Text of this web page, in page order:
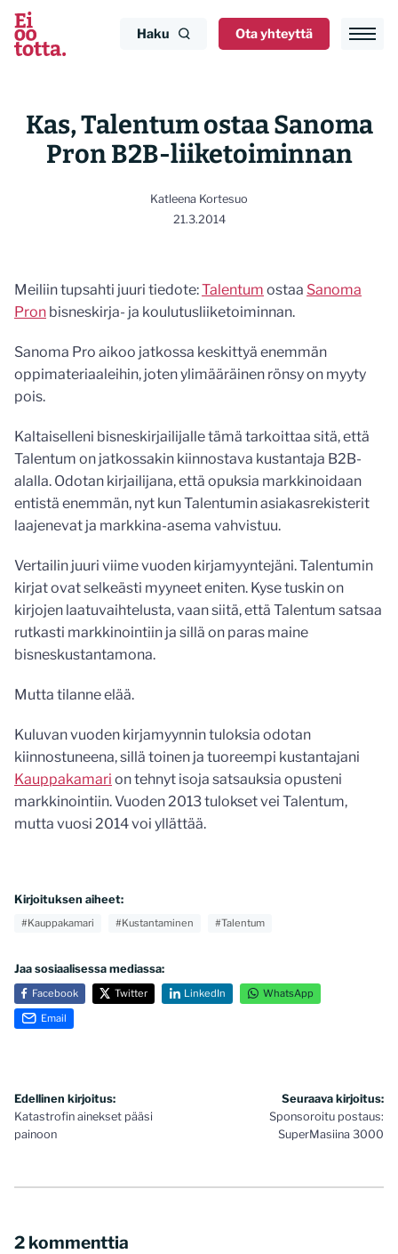
Siirry
sisältöön
Haku Ota yhteyttä
Kas, Talentum ostaa Sanoma
Pron B2B-liiketoiminnan
Katleena Kortesuo
21.3.2014
Meiliin tupsahti juuri tiedote:Talentum ostaa Sanoma
Pron bisneskirja- ja koulutusliiketoiminnan.
Sanoma Pro aikoo jatkossa keskittyä enemmän
oppimateriaaleihin, joten ylimääräinen rönsy on myyty
pois.
Kaltaiselleni bisneskirjailijalle tämä tarkoittaa sitä, että
Talentum on jatkossakin kiinnostava kustantaja B2B-
alalla. Odotan kirjailijana, että opuksia markkinoidaan
entistä enemmän, nyt kun Talentumin asiakasrekisterit
laajenevat ja markkina-asema vahvistuu.
Vertailin juuri viime vuoden kirjamyyntejäni. Talentumin
kirjat ovat selkeästi myyneet eniten. Kyse tuskin on
kirjojen laatuvaihtelusta, vaan siitä, että Talentum satsaa
rutkasti markkinointiin ja sillä on paras maine
bisneskustantamona.
Mutta tilanne elää.
Kuluvan vuoden kirjamyynnin tuloksia odotan
kiinnostuneena, sillä toinen ja tuoreempi kustantajani
Kauppakamari on tehnyt isoja satsauksia opusteni
markkinointiin. Vuoden 2013 tulokset vei Talentum,
mutta vuosi 2014 voi yllättää.
Kirjoituksen aiheet:
#Kauppakamari #Kustantaminen #Talentum
Jaa sosiaalisessa mediassa:
Facebook Twitter LinkedIn WhatsApp
Email
Artikkelien
selaus
Edellinen kirjoitus:
Katastrofin ainekset pääsi
painoon
Seuraava kirjoitus:
Sponsoroitu postaus:
SuperMasiina 3000
2 kommenttia